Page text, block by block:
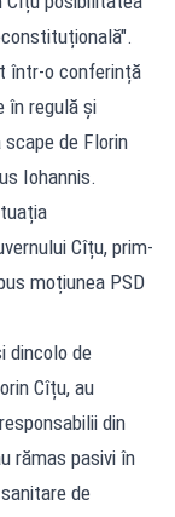
într-o conferință
în regulă și
de Florin
Iohannis.
Cîțu, prim-
moțiunea PSD
dincolo de
Cîțu, au
din
rămas pasivi în
de